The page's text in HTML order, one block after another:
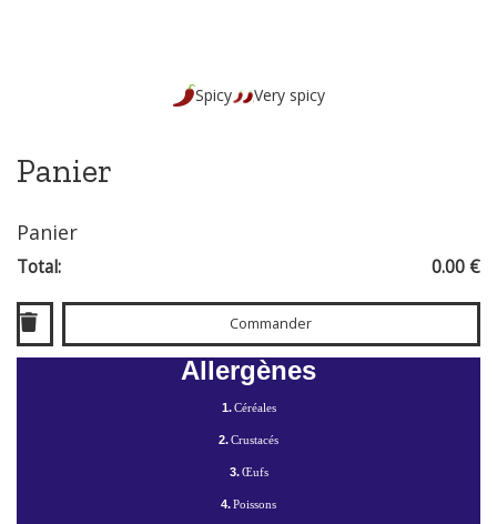
Spicy Very spicy
Panier
Panier
Total: 0.00 €
Commander
Allergènes
1.Céréales
2.Crustacés
3.Œufs
4.Poissons